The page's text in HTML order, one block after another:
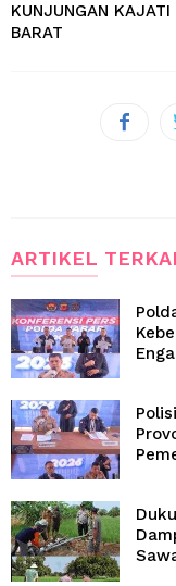
KUNJUNGAN KAJATI
BARAT
ARTIKEL